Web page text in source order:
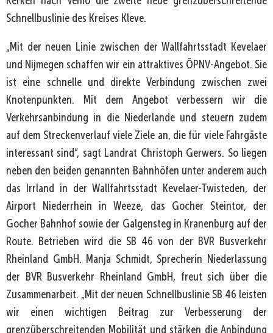
Schnellbuslinie des Kreises Kleve.
„Mit der neuen Linie zwischen der Wallfahrtsstadt Kevelaer
und Nijmegen schaffen wir ein attraktives ÖPNV-Angebot. Sie
ist eine schnelle und direkte Verbindung zwischen zwei
Knotenpunkten. Mit dem Angebot verbessern wir die
Verkehrsanbindung in die Niederlande und steuern zudem
auf dem Streckenverlauf viele Ziele an, die für viele Fahrgäste
interessant sind“, sagt Landrat Christoph Gerwers. So liegen
neben den beiden genannten Bahnhöfen unter anderem auch
das Irrland in der Wallfahrtsstadt Kevelaer-Twisteden, der
Airport Niederrhein in Weeze, das Gocher Steintor, der
Gocher Bahnhof sowie der Galgensteg in Kranenburg auf der
Route. Betrieben wird die SB 46 von der BVR Busverkehr
Rheinland GmbH. Manja Schmidt, Sprecherin Niederlassung
der BVR Busverkehr Rheinland GmbH, freut sich über die
Zusammenarbeit. „Mit der neuen Schnellbuslinie SB 46 leisten
wir einen wichtigen Beitrag zur Verbesserung der
grenzüberschreitenden Mobilität und stärken die Anbindung